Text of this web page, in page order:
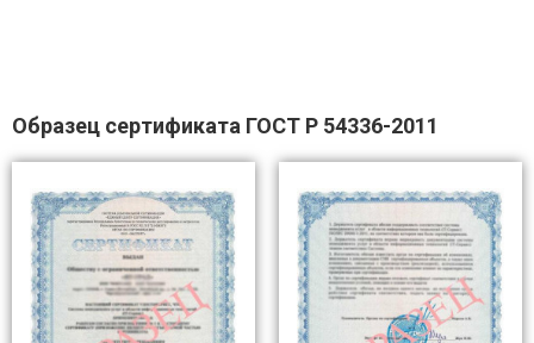
Образец сертификата ГОСТ Р 54336-2011